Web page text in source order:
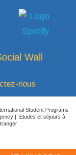
Wall
nous
Student Programs
| Etudes et séjours à